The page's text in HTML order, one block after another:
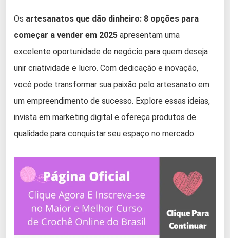
Os artesanatos que dão dinheiro: 8 opções para
começar a vender em 2025 apresentam uma
excelente oportunidade de negócio para quem deseja
unir criatividade e lucro. Com dedicação e inovação,
você pode transformar sua paixão pelo artesanato em
um empreendimento de sucesso. Explore essas ideias,
invista em marketing digital e ofereça produtos de
qualidade para conquistar seu espaço no mercado.